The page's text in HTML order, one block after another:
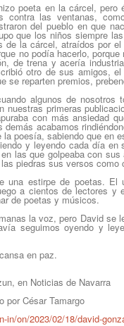
poeta en la cárcel, pero
contra las ventanas,
del pueblo en que
que los niños siempre
de la cárcel, atraídos por
no podía hacerlo,
de trena y acería
otro de sus amigos,
se reparten premios,
algunos de nosotros
nuestras primeras
con más ansiedad
acabamos
poesía, sabiendo que en
y leyendo cada día en
las que golpeaba con
piedras sus versos como
una estirpe de poetas.
a cientos de lectores y
de poetas y músicos.
la voz, pero David se
seguimos oyendo y
en paz.
en Noticias de Navarra
por César Tamargo
in/on/2023/02/18/david-